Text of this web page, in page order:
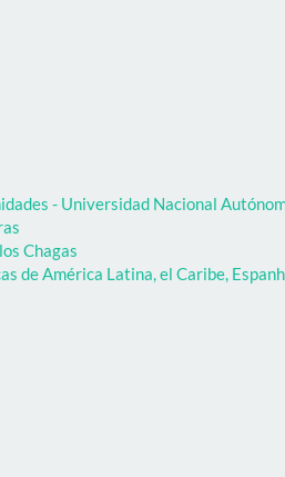
- Universidad Nacional
Chagas
de América Latina, el Caribe,